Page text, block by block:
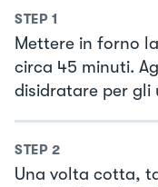
STEP 1
Mettere in forno
circa 45 minuti.
disidratare per gli
STEP 2
Una volta cotta,